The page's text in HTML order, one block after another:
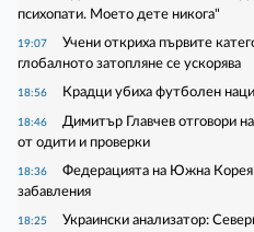
психопати. Моето дете никога"
19:07
Учени откриха първите
глобалното затопляне се ускорява
18:56 Крадци убиха футболен
18:46
Димитър Главчев отговори
от одити и проверки
18:36
Федерацията на Южна Корея
забавления
18:25
Украински анализатор: